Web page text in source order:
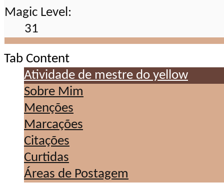
Magic Level:
31
Tab Content
Atividade de mestre do yellow
Sobre Mim
Menções
Marcações
Citações
Curtidas
Áreas de Postagem